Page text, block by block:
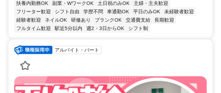
扶養内勤務OK 副業・WワークOK 土日祝のみOK
主婦・主夫歓迎
フリーター歓迎
シフト自由 学歴不問 車通勤OK 平日のみOK
未経験者歓迎
経験者歓迎
ネイルOK 研修あり ブランクOK 交通費支給
長期歓迎
フルタイム歓迎
駅近5分以内 週2・3日からOK シフト制
アルバイト・パート